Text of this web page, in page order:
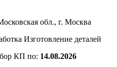
обл., г. Москва
Изготовление деталей
КП по: 14.08.2026